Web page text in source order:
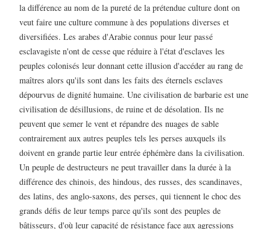
la différence au nom de la pureté de la prétendue culture dont on
veut faire une culture commune à des populations diverses et
diversifiées. Les arabes d'Arabie connus pour leur passé
esclavagiste n'ont de cesse que réduire à l'état d'esclaves les
peuples colonisés leur donnant cette illusion d'accéder au rang de
maîtres alors qu'ils sont dans les faits des éternels esclaves
dépourvus de dignité humaine. Une civilisation de barbarie est une
civilisation de désillusions, de ruine et de désolation. Ils ne
peuvent que semer le vent et répandre des nuages de sable
contrairement aux autres peuples tels les perses auxquels ils
doivent en grande partie leur entrée éphémère dans la civilisation.
Un peuple de destructeurs ne peut travailler dans la durée à la
différence des chinois, des hindous, des russes, des scandinaves,
des latins, des anglo-saxons, des perses, qui tiennent le choc des
grands défis de leur temps parce qu'ils sont des peuples de
bâtisseurs, d'où leur capacité de résistance face aux agressions